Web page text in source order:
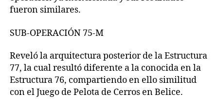
fueron similares.
SUB-OPERACIÓN 75-M
Reveló la arquitectura posterior de la Estructura
77, la cual resultó diferente a la conocida en la
Estructura 76, compartiendo en ello similitud
con el Juego de Pelota de Cerros en Belice.